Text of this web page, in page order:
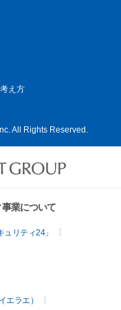
え方
All Rights Reserved.
業について
リティ24」
エラエ）